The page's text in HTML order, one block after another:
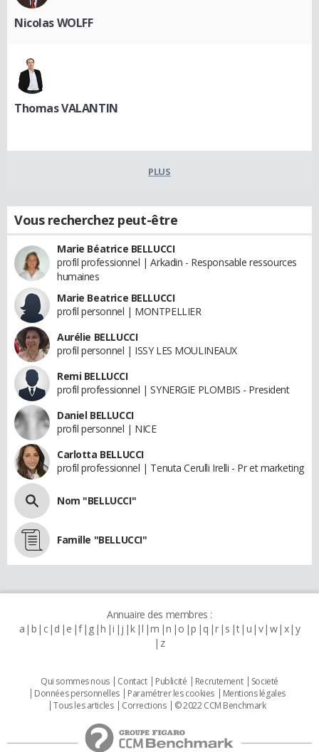
Nicolas WOLFF
Thomas VALANTIN
PLUS
Vous recherchez peut-être
Marie Béatrice BELLUCCI
profil professionnel | Arkadin - Responsable ressources
humaines
Marie Beatrice BELLUCCI
profil personnel | MONTPELLIER
Aurélie BELLUCCI
profil personnel | ISSY LES MOULINEAUX
Remi BELLUCCI
profil professionnel | SYNERGIE PLOMBIS - President
Daniel BELLUCCI
profil personnel | NICE
Carlotta BELLUCCI
profil professionnel | Tenuta Cerulli Irelli - Pr et marketing
Nom "BELLUCCI"
Famille "BELLUCCI"
Annuaire des membres :
a b c d e f g h i j k l m n o p q r s t u v w x y
z
Qui sommes nous Contact Publicité Recrutement
Societé
Données personnelles
Paramétrer les cookies
Mentions légales
Tous les articles
Corrections © 2022 CCM Benchmark